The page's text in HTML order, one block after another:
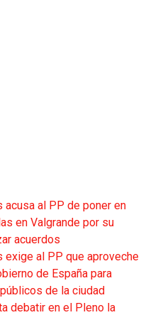
acusa al PP de poner en
en Valgrande por su
acuerdos
exige al PP que aproveche
de España para
de la ciudad
debatir en el Pleno la